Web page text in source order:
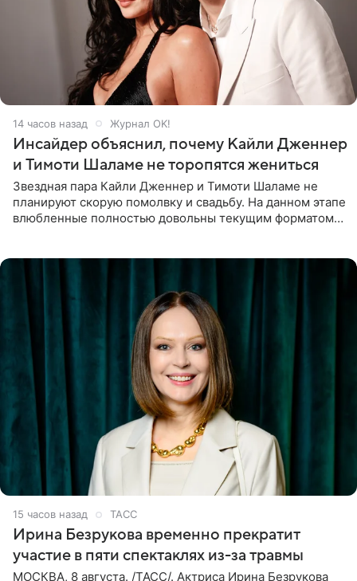
14 часов назад Журнал OK!
Инсайдер объяснил, почему Кайли Дженнер
и Тимоти Шаламе не торопятся жениться
Звездная пара Кайли Дженнер и Тимоти Шаламе не
планируют скорую помолвку и свадьбу. На данном этапе
влюбленные полностью довольны текущим форматом
15 часов назад ТАСС
Ирина Безрукова временно прекратит
участие в пяти спектаклях из-за травмы
МОСКВА, 8 августа. /ТАСС/. Актриса Ирина Безрукова